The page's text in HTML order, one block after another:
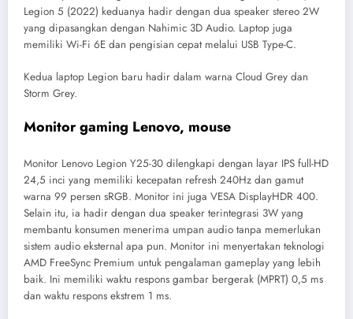
Legion 5 (2022) keduanya hadir dengan dua speaker stereo 2W
yang dipasangkan dengan Nahimic 3D Audio. Laptop juga
memiliki Wi-Fi 6E dan pengisian cepat melalui USB Type-C.
Kedua laptop Legion baru hadir dalam warna Cloud Grey dan
Storm Grey.
Monitor gaming Lenovo, mouse
Monitor Lenovo Legion Y25-30 dilengkapi dengan layar IPS full-HD
24,5 inci yang memiliki kecepatan refresh 240Hz dan gamut
warna 99 persen sRGB. Monitor ini juga VESA DisplayHDR 400.
Selain itu, ia hadir dengan dua speaker terintegrasi 3W yang
membantu konsumen menerima umpan audio tanpa memerlukan
sistem audio eksternal apa pun. Monitor ini menyertakan teknologi
AMD FreeSync Premium untuk pengalaman gameplay yang lebih
baik. Ini memiliki waktu respons gambar bergerak (MPRT) 0,5 ms
dan waktu respons ekstrem 1 ms.